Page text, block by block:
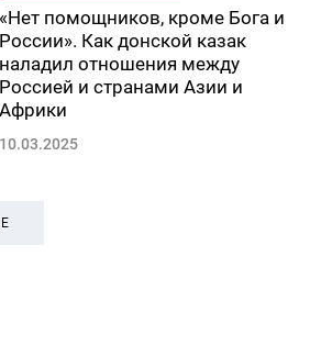
«Нет помощников, кроме Бога и
России». Как донской казак
наладил отношения между
Россией и странами Азии и
Африки
10.03.2025